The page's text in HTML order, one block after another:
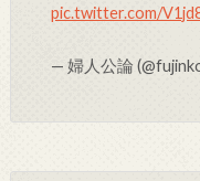
pic.twitter.com/
— 婦人公論